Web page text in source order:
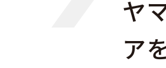
ヤ
ア